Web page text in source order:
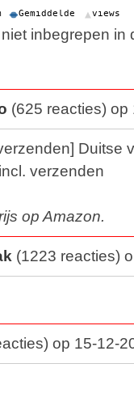
inbegrepen in
(625 reacties)
Duitse
verzenden
op Amazon.
(1223 reacties)
op 15-12-